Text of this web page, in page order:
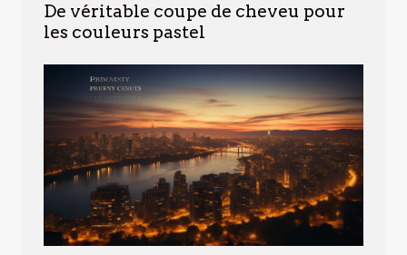
De véritable coupe de cheveu pour
les couleurs pastel